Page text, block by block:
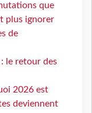
que
plus ignorer
de
le retour des
2026 est
deviennent